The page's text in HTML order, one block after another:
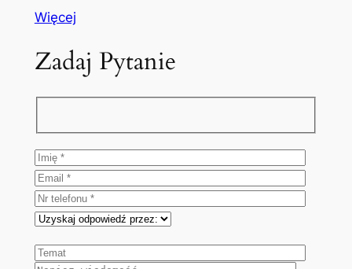
Więcej
Zadaj Pytanie